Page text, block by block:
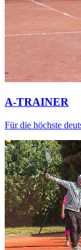
A-TRAINER
Für die höchste